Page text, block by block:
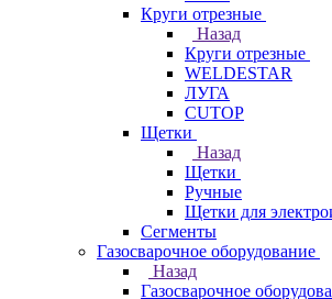
Круги отрезные
Назад
Круги отрезные
WELDESTAR
ЛУГА
CUTOP
Щетки
Назад
Щетки
Ручные
Щетки для
Сегменты
Газосварочное оборудование
Назад
Газосварочное